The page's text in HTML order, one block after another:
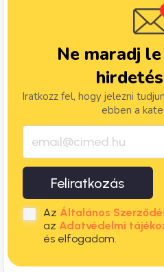
Ne maradj
Iratkozz fel, hogy jelezni
ebben a
Feliratkozás
Az Általános
az Adatvédelmi
és elfogadom.